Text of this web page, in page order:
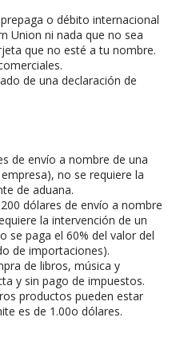
o débito internacional
Union ni nada que no sea
que no esté a tu nombre.
de una declaración de
de envío a nombre de una
no se requiere la
de aduana.
dólares de envío a nombre
la intervención de un
se paga el 60% del valor del
de importaciones).
de libros, música y
y sin pago de impuestos.
productos pueden estar
es de 1.00o dólares.